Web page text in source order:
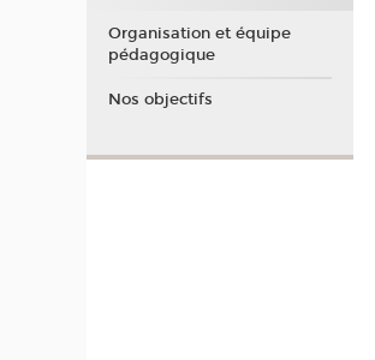
Organisation et équipe
pédagogique
Nos objectifs